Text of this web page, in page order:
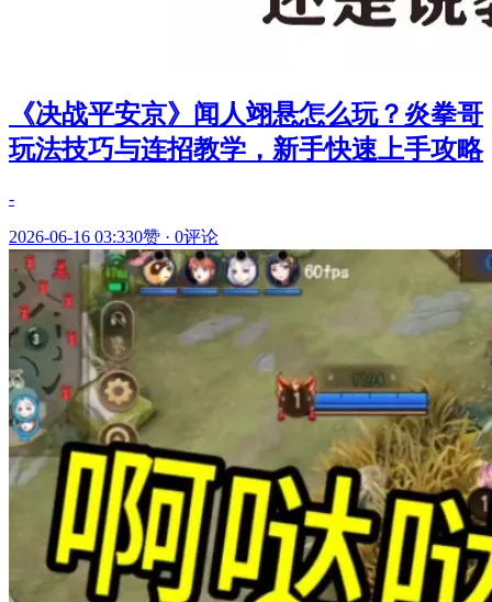
《决战平安京》闻人翊悬怎么玩？炎拳哥
玩法技巧与连招教学，新手快速上手攻略
-
2026-06-16 03:330赞 · 0评论